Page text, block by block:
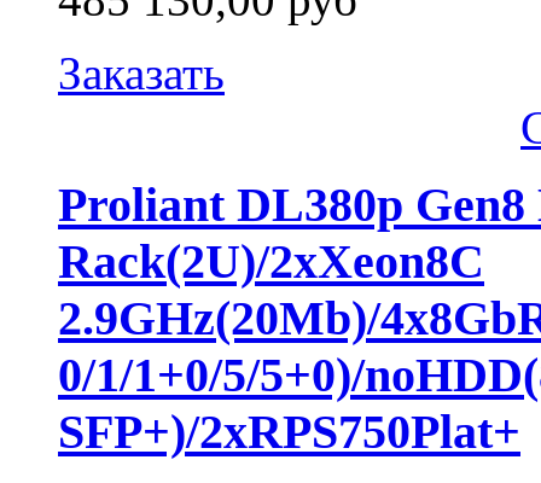
Заказать
Proliant DL380p Gen8
Rack(2U)/2xXeon8C
2.9GHz(20Mb)/
0/1/1+0/5/5+0)/
SFP+)/2xRPS750Plat+